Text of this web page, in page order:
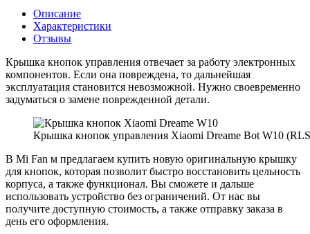
Описание
Характеристики
Отзывы
Крышка кнопок управления отвечает за работу электронных
компонентов. Если она повреждена, то дальнейшая
эксплуатация становится невозможной. Нужно своевременно
задуматься о замене поврежденной детали.
Крышка кнопок управления Xiaomi Dreame Bot W10
В Mi Fan м предлагаем купить новую оригинальную крышку
для кнопок, которая позволит быстро восстановить цельность
корпуса, а также функционал. Вы сможете и дальше
использовать устройство без ограничений. От нас вы
получите доступную стоимость, а также отправку заказа в
день его оформления.